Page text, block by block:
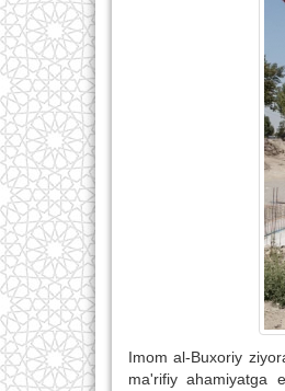
Imom al-Buxoriy
ma'rifiy ahamiyatga